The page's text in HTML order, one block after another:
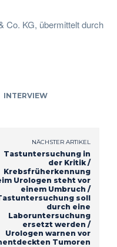
Co. KG, übermittelt durch
INTERVIEW
NÄCHSTER ARTIKEL
Tastuntersuchung in
der Kritik /
Krebsfrüherkennung
Urologen steht vor
einem Umbruch /
soll
durch eine
Laboruntersuchung
ersetzt werden /
Urologen warnen vor
Tumoren